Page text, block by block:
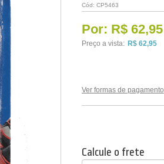
Cód: CP5463
Por: R$ 62,95
Preço a vista: R$ 62,95
Ver formas de pagamento
Calcule o frete